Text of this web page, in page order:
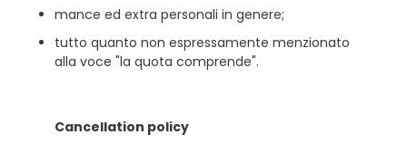
mance ed extra personali in genere;
tutto quanto non espressamente menzionato
alla voce "la quota comprende".
Cancellation policy